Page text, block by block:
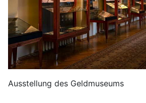
Ausstellung des Geldmuseums